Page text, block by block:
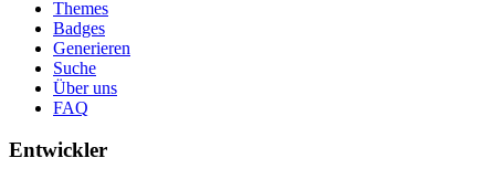
Themes
Badges
Generieren
Suche
Über uns
FAQ
Entwickler